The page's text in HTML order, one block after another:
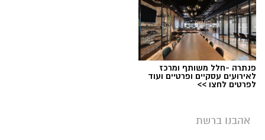
פנתרה -חלל משותף ומרכז
לאירועים עסקיים ופרטיים ועוד
לפרטים לחצו >>
אהבנו ברשת